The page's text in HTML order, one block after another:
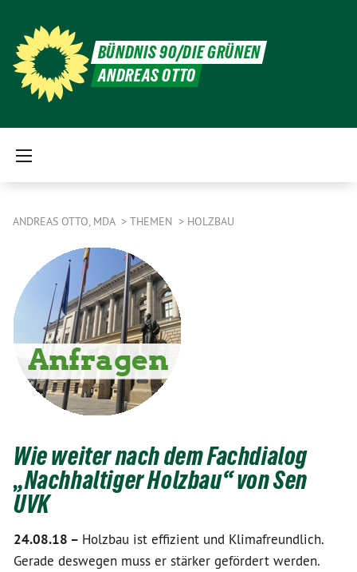
BÜNDNIS 90/DIE GRÜNEN
ANDREAS OTTO
ANDREAS OTTO, MDA THEMEN HOLZBAU
Wie weiter nach dem Fachdialog
„Nachhaltiger Holzbau“ von Sen
UVK
24.08.18 – Holzbau ist effizient und Klimafreundlich.
Gerade deswegen muss er stärker gefördert werden.